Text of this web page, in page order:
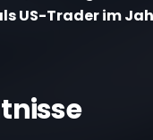
US-Trader im